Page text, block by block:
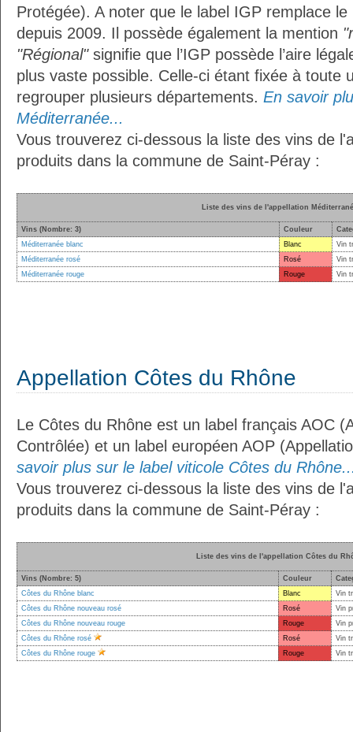
Protégée). A noter que le label IGP remplace
depuis 2009. Il possède également la mention
"Régional"signifie que l’IGP possède l’aire
plus vaste possible. Celle-ci étant fixée à toute
regrouper plusieurs départements. En savoir
Méditerranée...
Vous trouverez ci-dessous la liste des vins de
produits dans la commune de Saint-Péray :
Liste des vins de l'appellation
Vins (Nombre: 3) Couleur
Méditerranée blanc
Blanc
Vin
Méditerranée rosé
Rosé
Vin
Méditerranée rouge
Rouge Vin
Appellation Côtes du Rhône
Le Côtes du Rhône est un label français AOC
Contrôlée) et un label européen AOP
savoir plus sur le label viticole Côtes du
Vous trouverez ci-dessous la liste des vins de
produits dans la commune de Saint-Péray :
Liste des vins de l'appellation Côtes du
Vins (Nombre: 5) Couleur
Côtes du Rhône blanc
Blanc
Vin
Côtes du Rhône nouveau rosé
Rosé
Vin
Côtes du Rhône nouveau rouge
Rouge
Vin
Côtes du Rhône rosé
Rosé
Vin
Côtes du Rhône rouge
Rouge Vin